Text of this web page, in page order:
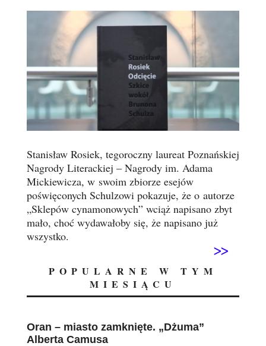
Stanisław Rosiek, tegoroczny laureat Poznańskiej
Nagrody Literackiej – Nagrody im. Adama
Mickiewicza, w swoim zbiorze esejów
poświęconych Schulzowi pokazuje, że o autorze
„Sklepów cynamonowych” wciąż napisano zbyt
mało, choć wydawałoby się, że napisano już
wszystko.
>>
POPULARNE W TYM
MIESIĄCU
Oran – miasto zamknięte. „Dżuma”
Alberta Camusa